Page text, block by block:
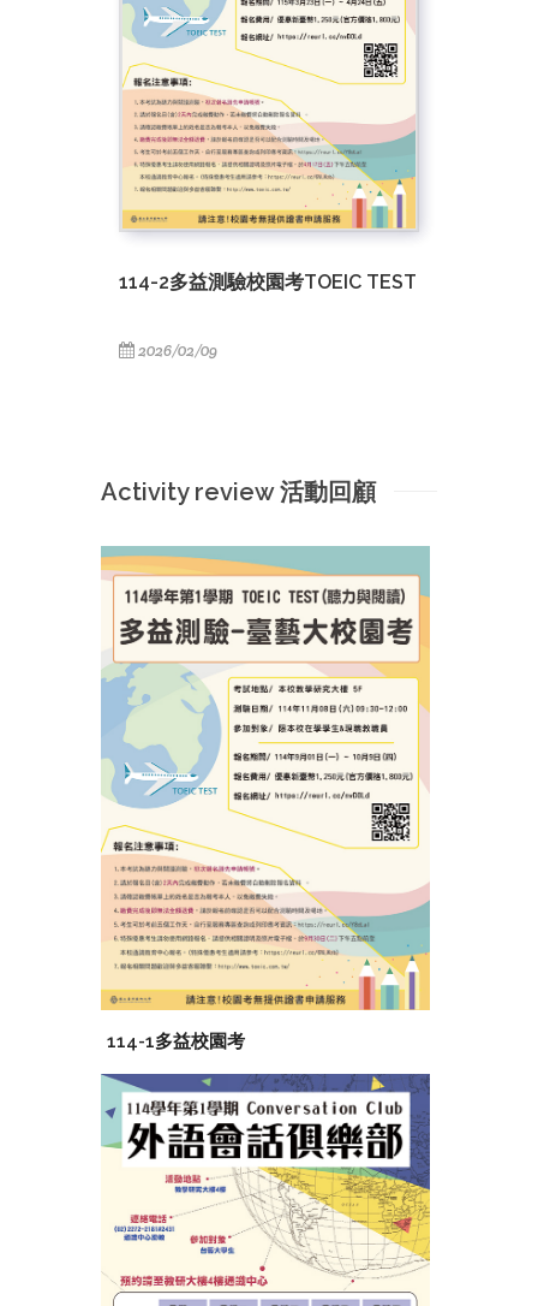
114-2多益測驗校園考TOEIC TEST
2026/02/09
Activity review 活動回顧
114-1多益校園考